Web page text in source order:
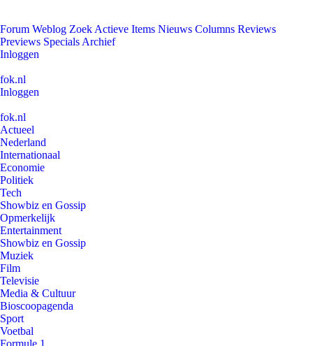
Forum Weblog Zoek Actieve Items Nieuws Columns Reviews
Previews Specials Archief
Inloggen
fok.nl
Inloggen
fok.nl
Actueel
Nederland
Internationaal
Economie
Politiek
Tech
Showbiz en Gossip
Opmerkelijk
Entertainment
Showbiz en Gossip
Muziek
Film
Televisie
Media & Cultuur
Bioscoopagenda
Sport
Voetbal
Formule 1